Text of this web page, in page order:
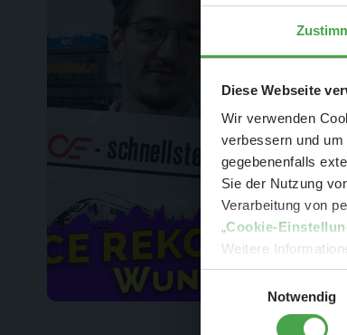
Diese Webseite
Wir verwenden
verbessern und
gegebenenfalls
Sie der Nutzung
Verarbeitung von
„Cookie-
Weitere
Notwendig
Der